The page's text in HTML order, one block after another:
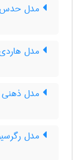
مدل
مدل
مدل ذهنی
مدل